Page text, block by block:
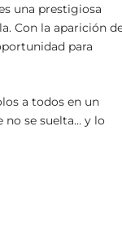
una prestigiosa
Con la aparición
para
a todos en un
se suelta… y lo